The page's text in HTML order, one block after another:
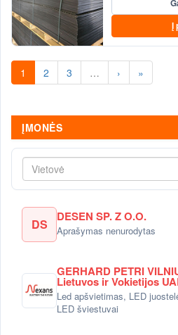
Į
1 2 3 … › »
ĮMONĖS
Vietovė
DS DESEN SP. Z O.O.
Aprašymas nenurodytas
GERHARD PETRI
Lietuvos ir Vokietijos
Led apšvietimas, LED
LED šviestuvai